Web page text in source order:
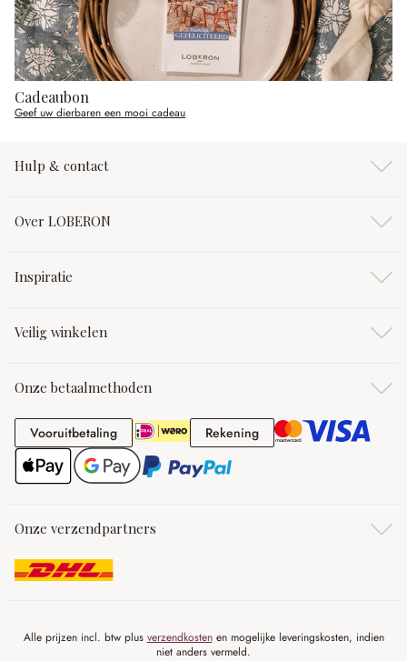
Cadeaubon
Geef uw dierbaren een mooi cadeau
Hulp & contact
Over LOBERON
Inspiratie
Veilig winkelen
Onze betaalmethoden
VooruitbetalingVooruitbetaling RekeningRekening
Onze verzendpartners
Alle prijzen incl. btw plus verzendkostenen mogelijke leveringskosten, indien
niet anders vermeld.